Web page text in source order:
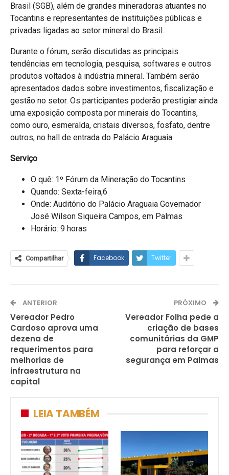
Brasil (SGB), além de grandes mineradoras atuantes no
Tocantins e representantes de instituições públicas e
privadas ligadas ao setor mineral do Brasil.
Durante o fórum, serão discutidas as principais
tendências em tecnologia, pesquisa, softwares e outros
produtos voltados à indústria mineral. Também serão
apresentados dados sobre investimentos, fiscalização e
gestão no setor. Os participantes poderão prestigiar ainda
uma exposição composta por minerais do Tocantins,
como ouro, esmeralda, cristais diversos, fosfato, dentre
outros, no hall de entrada do Palácio Araguaia.
Serviço
O quê: 1º Fórum da Mineração do Tocantins
Quando: Sexta-feira,6
Onde: Auditório do Palácio Araguaia Governador
José Wilson Siqueira Campos, em Palmas
Horário: 9 horas
Compartilhar Facebook Twitter
ANTERIOR
Vereador Pedro
Cardoso aprova uma
dezena de
requerimentos para
melhorias de
infraestrutura na
capital
PRÓXIMO
Vereador Folha pede a
criação de bases
comunitárias da GMP
para reforçar a
segurança em Palmas
LEIA TAMBÉM